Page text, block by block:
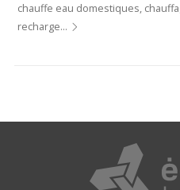
chauffe eau domestiques,
recharge…